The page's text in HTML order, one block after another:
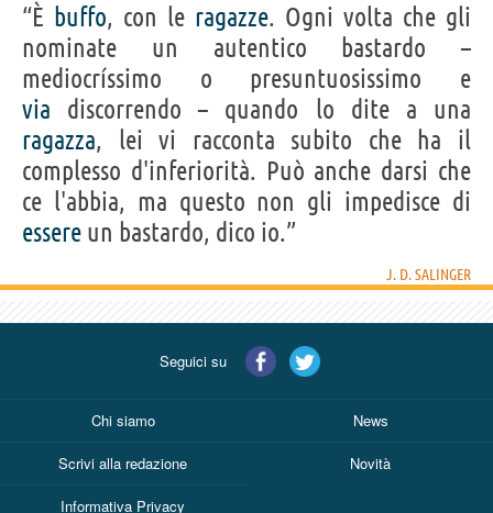
“È buffo, con le ragazze. Ogni volta che gli
nominate un autentico bastardo –
mediocríssimo o presuntuosissimo e
via discorrendo – quando lo dite a una
ragazza, lei vi racconta subito che ha il
complesso d'inferiorità. Può anche darsi che
ce l'abbia, ma questo non gli impedisce di
essere un bastardo, dico io.”
J. D. SALINGER
Seguici su
Chi siamo News
Scrivi alla redazione Novità
Informativa Privacy